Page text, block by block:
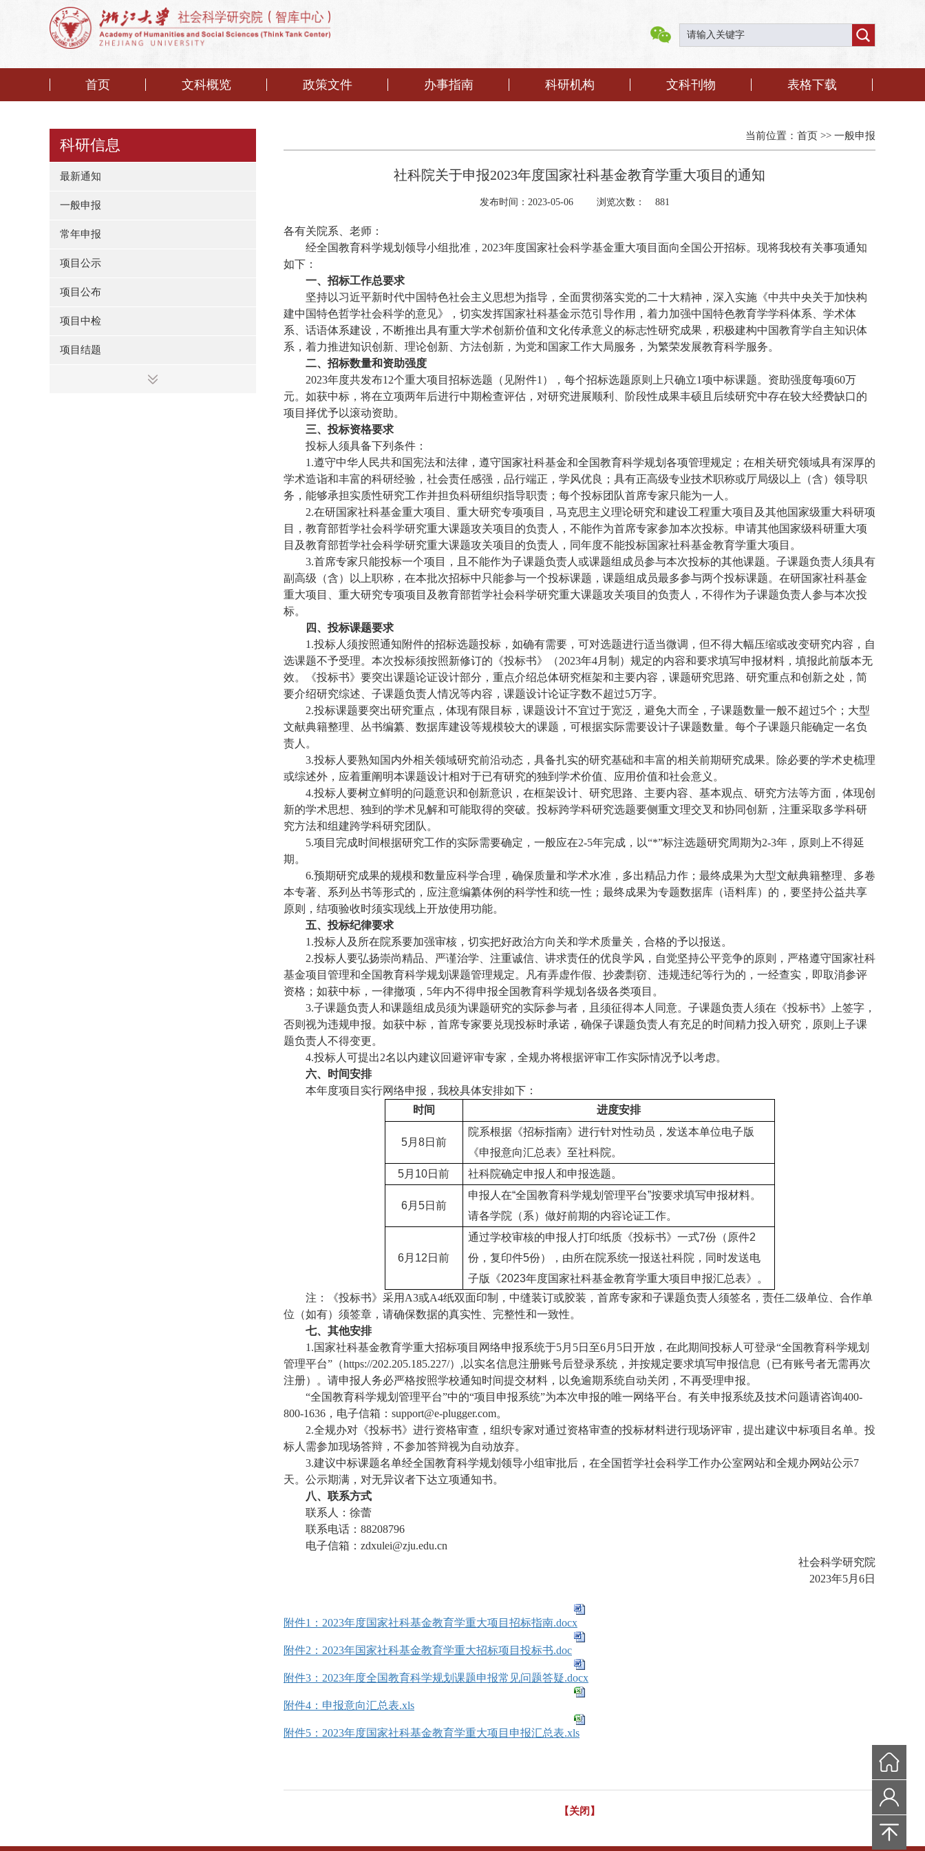
首页 文科概览 政策文件 办事指南 科研机构 文科刊物 表格下载
科研信息
最新通知
一般申报
常年申报
项目公示
项目公布
项目中检
项目结题
当前位置： 首页 >> 一般申报
社科院关于申报2023年度国家社科基金教育学重大项目的通知
发布时间：2023-05-06 浏览次数： 881
各有关院系、老师：
经全国教育科学规划领导小组批准， 2023年度国家社会科学基金重大项目面向全国公开招标。现将我校有关事项通知
如下：
一、招标工作总要求
坚持以习近平新时代中国特色社会主义思想为指导，全面贯彻落实党的二十大精神，深入实施《中共中央关于加快构
建中国特色哲学社会科学的意见》，切实发挥国家社科基金示范引导作用，着力加强中国特色教育学学科体系、学术体
系、话语体系建设，不断推出具有重大学术创新价值和文化传承意义的标志性研究成果，积极建构中国教育学自主知识体
系，着力推进知识创新、理论创新、方法创新，为党和国家工作大局服务，为繁荣发展教育科学服务。
二、招标数量和资助强度
2023年度共发布12个重大项目招标选题（见附件1 ），每个招标选题原则上只确立1项中标课题。资助强度每项60万
元。如获中标，将在立项两年后进行中期检查评估，对研究进展顺利、阶段性成果丰硕且后续研究中存在较大经费缺口的
项目择优予以滚动资助。
三、投标资格要求
投标人须具备下列条件：
1.遵守中华人民共和国宪法和法律，遵守国家社科基金和全国教育科学规划各项管理规定；在相关研究领域具有深厚的
学术造诣和丰富的科研经验，社会责任感强，品行端正，学风优良；具有正高级专业技术职称或厅局级以上（含）领导职
务，能够承担实质性研究工作并担负科研组织指导职责；每个投标团队首席专家只能为一人。
2.在研国家社科基金重大项目、重大研究专项项目，马克思主义理论研究和建设工程重大项目及其他国家级重大科研项
目，教育部哲学社会科学研究重大课题攻关项目的负责人，不能作为首席专家参加本次投标。申请其他国家级科研重大项
目及教育部哲学社会科学研究重大课题攻关项目的负责人，同年度不能投标国家社科基金教育学重大项目。
3.首席专家只能投标一个项目，且不能作为子课题负责人或课题组成员参与本次投标的其他课题。子课题负责人须具有
副高级（含）以上职称，在本批次招标中只能参与一个投标课题，课题组成员最多参与两个投标课题。在研国家社科基金
重大项目、重大研究专项项目及教育部哲学社会科学研究重大课题攻关项目的负责人，不得作为子课题负责人参与本次投
标。
四、投标课题要求
1.投标人须按照通知附件的招标选题投标，如确有需要，可对选题进行适当微调，但不得大幅压缩或改变研究内容，自
选课题不予受理。本次投标须按照新修订的《投标书》（2023年4月制）规定的内容和要求填写申报材料，填报此前版本无
效。《投标书》要突出课题论证设计部分，重点介绍总体研究框架和主要内容，课题研究思路、研究重点和创新之处，简
要介绍研究综述、子课题负责人情况等内容，课题设计论证字数不超过5万字。
2.投标课题要突出研究重点，体现有限目标，课题设计不宜过于宽泛，避免大而全，子课题数量一般不超过5个；大型
文献典籍整理、丛书编纂、数据库建设等规模较大的课题，可根据实际需要设计子课题数量。每个子课题只能确定一名负
责人。
3.投标人要熟知国内外相关领域研究前沿动态，具备扎实的研究基础和丰富的相关前期研究成果。除必要的学术史梳理
或综述外，应着重阐明本课题设计相对于已有研究的独到学术价值、应用价值和社会意义。
4.投标人要树立鲜明的问题意识和创新意识，在框架设计、研究思路、主要内容、基本观点、研究方法等方面，体现创
新的学术思想、独到的学术见解和可能取得的突破。投标跨学科研究选题要侧重文理交叉和协同创新，注重采取多学科研
究方法和组建跨学科研究团队。
5.项目完成时间根据研究工作的实际需要确定，一般应在2-5年完成，以“*”标注选题研究周期为2-3年，原则上不得延
期。
6.预期研究成果的规模和数量应科学合理，确保质量和学术水准，多出精品力作；最终成果为大型文献典籍整理、多卷
本专著、系列丛书等形式的，应注意编纂体例的科学性和统一性；最终成果为专题数据库（语料库）的，要坚持公益共享
原则，结项验收时须实现线上开放使用功能。
五、投标纪律要求
1.投标人及所在院系要加强审核，切实把好政治方向关和学术质量关，合格的予以报送。
2.投标人要弘扬崇尚精品、严谨治学、注重诚信、讲求责任的优良学风，自觉坚持公平竞争的原则，严格遵守国家社科
基金项目管理和全国教育科学规划课题管理规定。凡有弄虚作假、抄袭剽窃、违规违纪等行为的，一经查实，即取消参评
资格；如获中标，一律撤项， 5年内不得申报全国教育科学规划各级各类项目。
3.子课题负责人和课题组成员须为课题研究的实际参与者，且须征得本人同意。子课题负责人须在《投标书》上签字，
否则视为违规申报。如获中标，首席专家要兑现投标时承诺，确保子课题负责人有充足的时间精力投入研究，原则上子课
题负责人不得变更。
4.投标人可提出2名以内建议回避评审专家，全规办将根据评审工作实际情况予以考虑。
六、时间安排
本年度项目实行网络申报，我校具体安排如下：
时间
进度安排
5月 8日前
院系根据《招标指南》进行针对性动员，发送本单位电子版
《申报意向汇总表》至社科院。
5月 10日前 社科院确定申报人和申报选题。
6月 5日前
申报人在“全国教育科学规划管理平台”按要求填写申报材料。
请各学院（系）做好前期的内容论证工作。
6月 12 日前
通过学校审核的申报人打印纸质《投标书》一式7份（原件2
份，复印件5份），由所在院系统一报送社科院，同时发送电
子版《2023年度国家社科基金教育学重大项目申报汇总表》。
注：《投标书》采用 A3或A4纸双面印制，中缝装订或胶装，首席专家和子课题负责人须签名，责任二级单位、合作单
位（如有）须签章，请确保数据的真实性、完整性和一致性。
七、其他安排
1.国家社科基金教育学重大招标项目网络申报系统于5月 5日至6月 5日开放，在此期间投标人可登录“全国教育科学规划
管理平台” （https://202.205.185.227/） , 以实名信息注册账号后登录系统，并按规定要求填写申报信息（已有账号者无需再次
注册）。请申报人务必严格按照学校通知时间提交材料，以免逾期系统自动关闭，不再受理申报。
“全国教育科学规划管理平台”中的“项目申报系统”为本次申报的唯一网络平台。有关申报系统及技术问题请咨询400-
800-1636 ，电子信箱： support@e-plugger.com。
2.全规办对《投标书》进行资格审查，组织专家对通过资格审查的投标材料进行现场评审，提出建议中标项目名单。投
标人需参加现场答辩，不参加答辩视为自动放弃。
3.建议中标课题名单经全国教育科学规划领导小组审批后，在全国哲学社会科学工作办公室网站和全规办网站公示7
天。公示期满，对无异议者下达立项通知书。
八、联系方式
联系人：徐蕾
联系电话： 88208796
电子信箱： zdxulei@zju.edu.cn
社会科学研究院
2023年5月 6日
附件1：2023年度国家社科基金教育学重大项目招标指南.docx
附件2：2023年国家社科基金教育学重大招标项目投标书.doc
附件3：2023年度全国教育科学规划课题申报常见问题答疑.docx
附件4：申报意向汇总表.xls
附件5：2023年度国家社科基金教育学重大项目申报汇总表.xls
【关闭】